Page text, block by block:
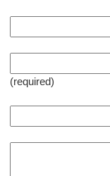
(required)